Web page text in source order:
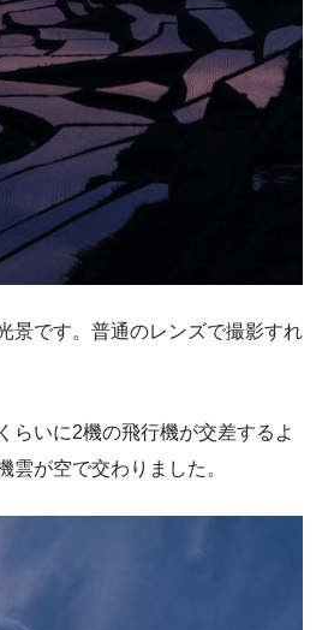
景です。普通のレンズで撮影すれ
らいに2機の飛行機が交差するよ
雲が空で交わりました。